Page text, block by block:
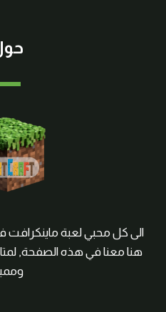
الى كل محبي لعبة ماينكرافت
هنا معنا في هذه الصفحة,